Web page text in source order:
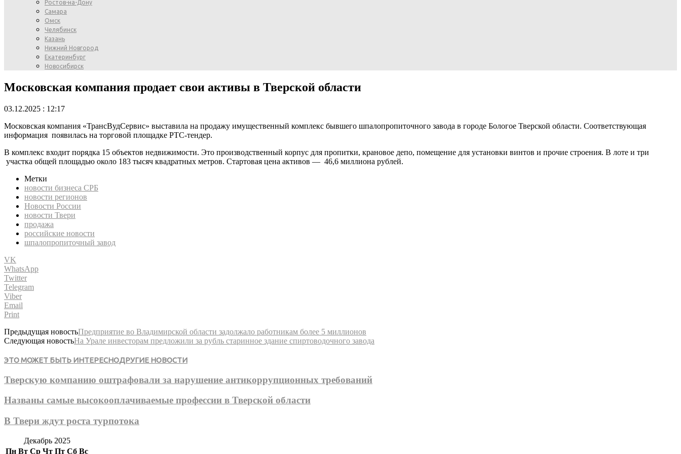
Ростов-на-Дону
Самара
Омск
Челябинск
Казань
Нижний Новгород
Екатеринбург
Новосибирск
Московская компания продает свои активы в Тверской области
03.12.2025 : 12:17
Московская компания «ТрансВудСервис» выставила на продажу имущественный комплекс бывшего шпалопропиточного завода в городе Бологое Тверской области. Соответствующая
информация появилась на торговой площадке РТС-тендер.
В комплекс входит порядка 15 объектов недвижимости. Это производственный корпус для пропитки, крановое депо, помещение для установки винтов и прочие строения. В лоте и три
участка общей площадью около 183 тысяч квадратных метров. Стартовая цена активов — 46,6 миллиона рублей.
Метки
новости бизнеса СРБ
новости регионов
Новости России
новости Твери
продажа
российские новости
шпалопропиточный завод
VK
WhatsApp
Twitter
Telegram
Viber
Email
Print
Предыдущая новостьПредприятие во Владимирской области задолжало работникам более 5 миллионов
Следующая новостьНа Урале инвесторам предложили за рубль старинное здание спиртоводочного завода
ЭТО МОЖЕТ БЫТЬ ИНТЕРЕСНОДРУГИЕ НОВОСТИ
Тверскую компанию оштрафовали за нарушение антикоррупционных требований
Названы самые высокооплачиваемые профессии в Тверской области
В Твери ждут роста турпотока
Декабрь 2025
Пн Вт Ср Чт Пт Сб Вс